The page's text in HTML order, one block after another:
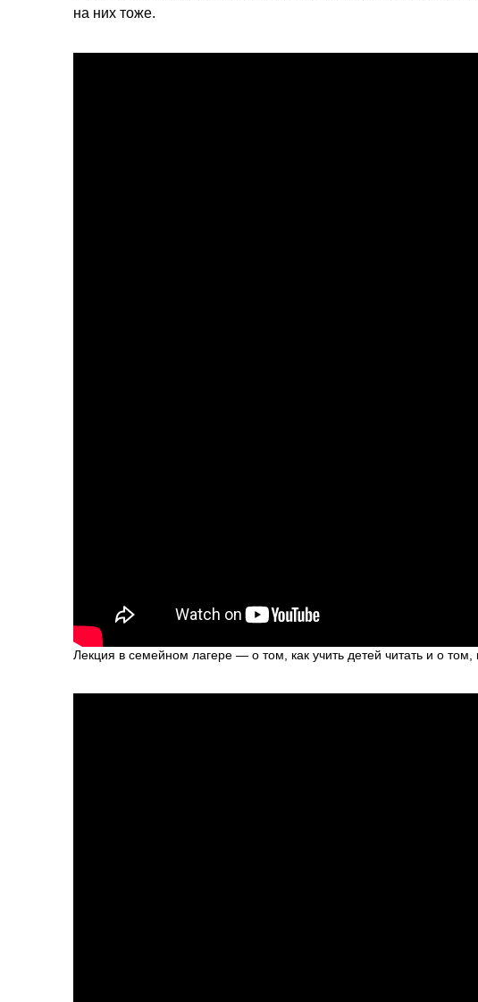
на них тоже.
Лекция в семейном лагере — о том, как учить детей читать и о